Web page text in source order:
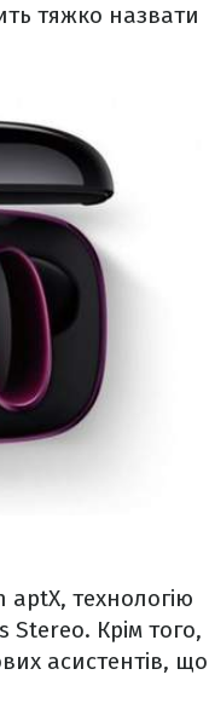
тяжко назвати
aptX, технологію
Крім того,
асистентів, що